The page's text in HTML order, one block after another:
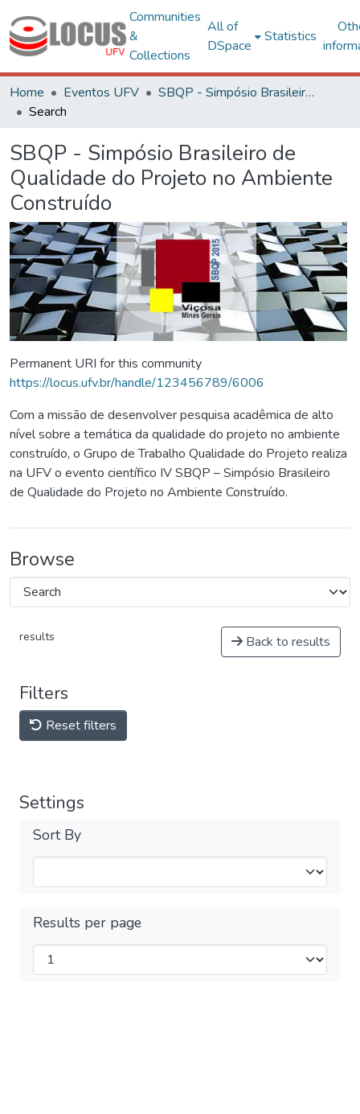
Communities
&
Collections
All of
DSpace
Statistics
Home Eventos UFV
SBQP - Simpósio Brasileiro de Qualidade do Projeto no Ambiente Construído
Search
SBQP - Simpósio Brasileiro de
Qualidade do Projeto no Ambiente
Construído
Permanent URI for this community
https://locus.ufv.br/handle/123456789/6006
Com a missão de desenvolver pesquisa acadêmica de alto
nível sobre a temática da qualidade do projeto no ambiente
construído, o Grupo de Trabalho Qualidade do Projeto realiza
na UFV o evento científico IV SBQP – Simpósio Brasileiro
de Qualidade do Projeto no Ambiente Construído.
Browse
results Back to results
Filters
Reset filters
Settings
Sort By
Results per page